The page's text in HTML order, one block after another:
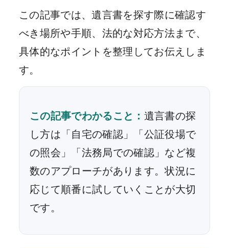
この記事では、遺言書を探す際に確認す
べき場所や手順、法的な対応方法まで、
具体的なポイントを整理してお伝えしま
す。
この記事でわかること： 遺言書の探
し方は「自宅の確認」「公証役場で
の照会」「法務局での確認」など複
数のアプローチがあります。状況に
応じて順番に試していくことが大切
です。